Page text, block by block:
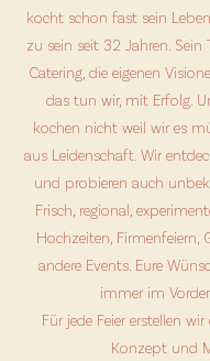
kocht schon fast sein
zu sein seit 32 Jahren. Sein
Catering, die eigenen
das tun wir, mit Erfolg.
kochen nicht weil wir es
aus Leidenschaft. Wir
und probieren auch
Frisch, regional,
Hochzeiten, Firmenfeiern,
andere Events. Eure
immer im
Für jede Feier erstellen
Konzept und